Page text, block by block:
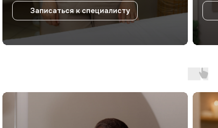
Записаться к специалисту
Отправить